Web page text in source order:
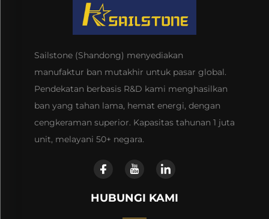
Sailstone (Shandong) menyediakan
manufaktur ban mutakhir untuk pasar global.
Pendekatan berbasis R&D kami menghasilkan
ban yang tahan lama, hemat energi, dengan
cengkeraman superior. Kapasitas tahunan 1 juta
unit, melayani 50+ negara.
HUBUNGI KAMI